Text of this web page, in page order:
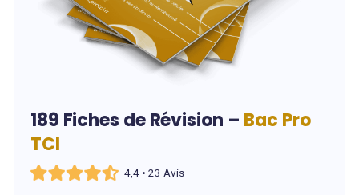
189 Fiches de Révision – Bac Pro
TCI
4,4 • 23 Avis